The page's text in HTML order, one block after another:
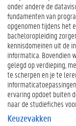
onder andere de
fundamenten van
opgenomen tijdens het
bacheloropleiding
kennisdomeinen uit de
informatica. Bovendien
gelegd op verdieping,
te scherpen en je te
ervaring opdoet buiten
naar de studiefiches
Keuzevakken